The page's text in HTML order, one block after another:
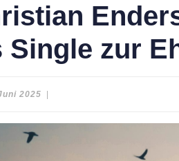
Single zur
2025 15.